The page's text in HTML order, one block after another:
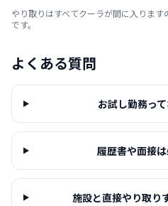
やり取りはすべてクーラが間に入りま
です。
よくある質問
お試し勤務っ
履歴書や面接
施設と直接やり取り